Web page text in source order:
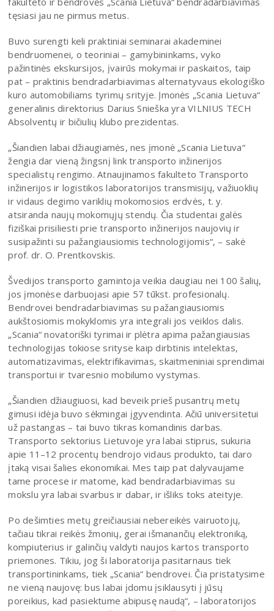
tęsiasi jau ne pirmus metus.
Buvo surengti keli praktiniai seminarai akademinei
bendruomenei, o teoriniai – gamybininkams, vyko
pažintinės ekskursijos, įvairūs mokymai ir paskaitos, taip
pat – praktinis bendradarbiavimas alternatyvaus ekologiško
kuro automobiliams tyrimų srityje. Įmonės „Scania Lietuva“
generalinis direktorius Darius Snieška yra VILNIUS TECH
Absolventų ir bičiulių klubo prezidentas.
„Šiandien labai džiaugiamės, nes įmonė „Scania Lietuva“
žengia dar vieną žingsnį link transporto inžinerijos
specialistų rengimo. Atnaujinamos fakulteto Transporto
inžinerijos ir logistikos laboratorijos transmisijų, važiuoklių
ir vidaus degimo variklių mokomosios erdvės, t. y.
atsiranda naujų mokomųjų stendų. Čia studentai galės
fiziškai prisiliesti prie transporto inžinerijos naujovių ir
susipažinti su pažangiausiomis technologijomis“, – sakė
prof. dr. O. Prentkovskis.
Švedijos transporto gamintoja veikia daugiau nei 100 šalių,
jos įmonėse darbuojasi apie 57 tūkst. profesionalų.
Bendrovei bendradarbiavimas su pažangiausiomis
aukštosiomis mokyklomis yra integrali jos veiklos dalis.
„Scania“ novatoriški tyrimai ir plėtra apima pažangiausias
technologijas tokiose srityse kaip dirbtinis intelektas,
automatizavimas, elektrifikavimas, skaitmeniniai sprendimai
transportui ir tvaresnio mobilumo vystymas.
„Šiandien džiaugiuosi, kad beveik prieš pusantrų metų
gimusi idėja buvo sėkmingai įgyvendinta. Ačiū universitetui
už pastangas – tai buvo tikras komandinis darbas.
Transporto sektorius Lietuvoje yra labai stiprus, sukuria
apie 11–12 procentų bendrojo vidaus produkto, tai daro
įtaką visai šalies ekonomikai. Mes taip pat dalyvaujame
tame procese ir matome, kad bendradarbiavimas su
mokslu yra labai svarbus ir dabar, ir išliks toks ateityje.
Po dešimties metų greičiausiai nebereikės vairuotojų,
tačiau tikrai reikės žmonių, gerai išmanančių elektroniką,
kompiuterius ir galinčių valdyti naujos kartos transporto
priemones. Tikiu, jog ši laboratorija pasitarnaus tiek
transportininkams, tiek „Scania“ bendrovei. Čia pristatysime
ne vieną naujovę: bus labai įdomu įsiklausyti į jūsų
poreikius, kad pasiektume abipusę naudą“, – laboratorijos